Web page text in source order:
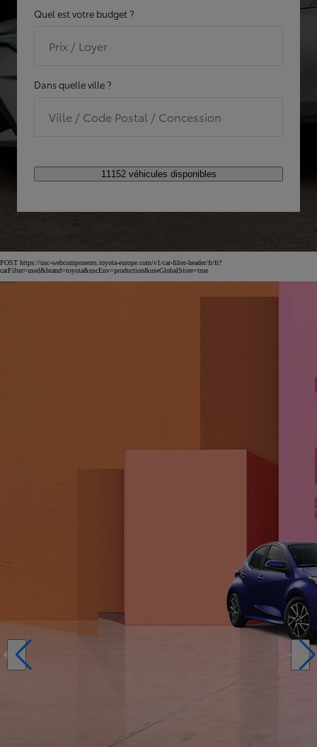
Quel est votre budget ?
Prix / Loyer
Dans quelle ville ?
Ville / Code Postal / Concession
11152 véhicules disponibles
POST https://usc-webcomponents.toyota-europe.com/v1/car-filter-header/fr/fr?
carFilter=used&brand=toyota&uscEnv=production&useGlobalStore=true